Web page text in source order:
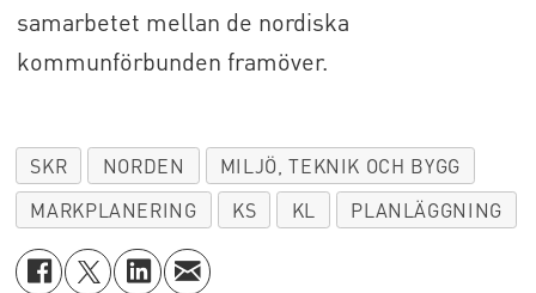
samarbetet mellan de nordiska
kommunförbunden framöver.
SKR NORDEN
MILJÖ, TEKNIK OCH BYGG
MARKPLANERING
KS KL PLANLÄGGNING